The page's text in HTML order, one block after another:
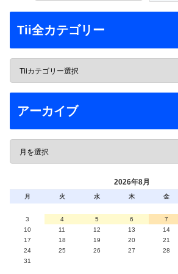
Tii全カテゴリー
アーカイブ
2026年8月
月 火 水 木 金
3
4 5 6 7
10
11 12 13 14
17
18 19 20 21
24
25 26 27 28
31